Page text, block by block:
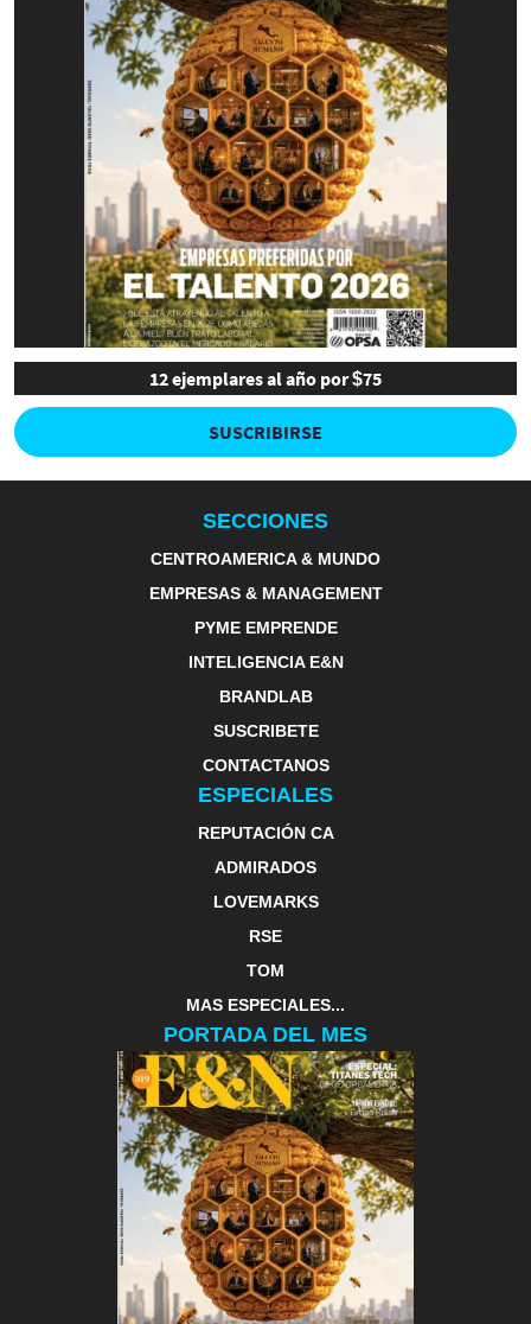
12 ejemplares al año por $75
SUSCRIBIRSE
SECCIONES
CENTROAMERICA & MUNDO
EMPRESAS & MANAGEMENT
PYME EMPRENDE
INTELIGENCIA E&N
BRANDLAB
SUSCRIBETE
CONTACTANOS
ESPECIALES
REPUTACIÓN CA
ADMIRADOS
LOVEMARKS
RSE
TOM
MAS ESPECIALES...
PORTADA DEL MES